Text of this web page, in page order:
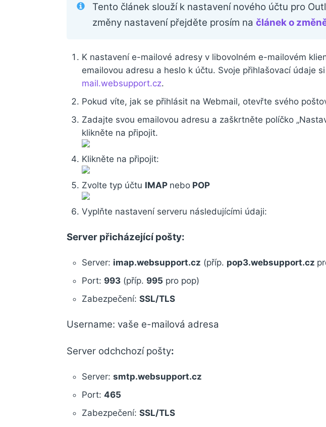
Tento článek slouží k nastavení nového účtu pro
změny nastavení přejděte prosím načlánek o
K nastavení e-mailové adresy v libovolném e-mailovém
emailovou adresu a heslo k účtu. Svoje přihlašovací údaje
mail.websupport.cz.
Pokud víte, jak se přihlásit na Webmail, otevřte svého
Zadajte svou emailovou adresu a zaškrtněte políčko
klikněte na připojit.
Klikněte na připojit:
Zvolte typ účtu IMAP nebo POP
Vyplňte nastavení serveru následujícími údaji:
Server přicházející pošty:
Server: imap.websupport.cz (příp. pop3.websupport.cz
Port: 993 (příp. 995 pro pop)
Zabezpečení: SSL/TLS
Username: vaše e-mailová adresa
Server odchchozí pošty:
Server: smtp.websupport.cz
Port: 465
Zabezpečení: SSL/TLS